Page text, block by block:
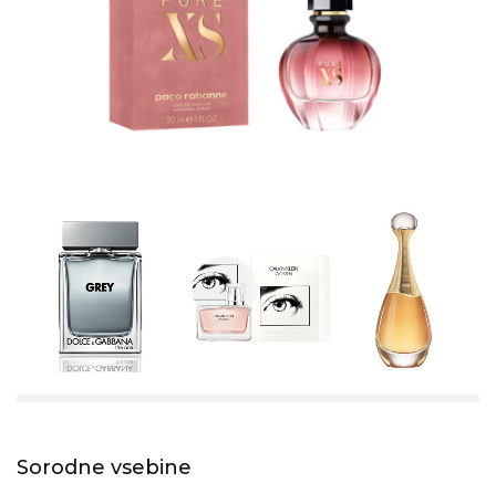
Sorodne vsebine